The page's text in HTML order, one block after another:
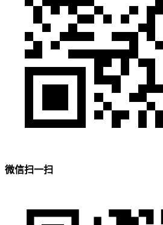
微信扫一扫